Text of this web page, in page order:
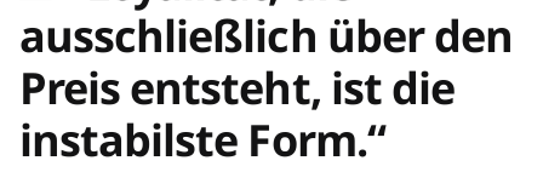
ausschließlich über den
Preis entsteht, ist die
instabilste Form.“